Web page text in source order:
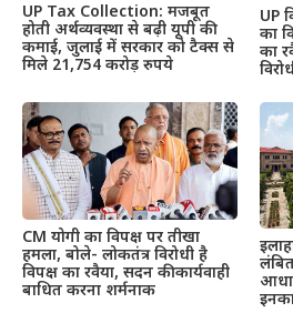
UP Tax Collection: मजबूत
होती अर्थव्यवस्था से बढ़ी यूपी की
कमाई, जुलाई में सरकार को टैक्स से
मिले 21,754 करोड़ रुपये
UP
का
का
CM योगी का विपक्ष पर तीखा
हमला, बोले- लोकतंत्र विरोधी है
विपक्ष का रवैया, सदन की कार्यवाही
बाधित करना शर्मनाक